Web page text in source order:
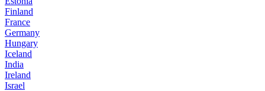
Finland
France
Germany
Hungary
Iceland
India
Ireland
Israel